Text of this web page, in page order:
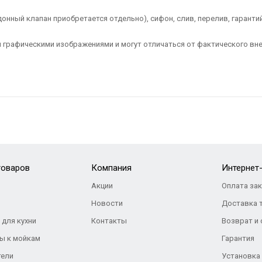
клапан приобретается отдельно), сифон, слив, перелив,
изображениями и могут отличаться от фактического
кухни
к мойкам
Компания
Акции
Новости
Контакты
Оплата
Доставка
Возврат и
Гарантия
Установка